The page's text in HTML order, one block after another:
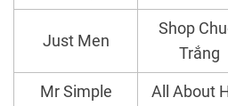
Just Men
Shop
Trắng
Mr Simple All About